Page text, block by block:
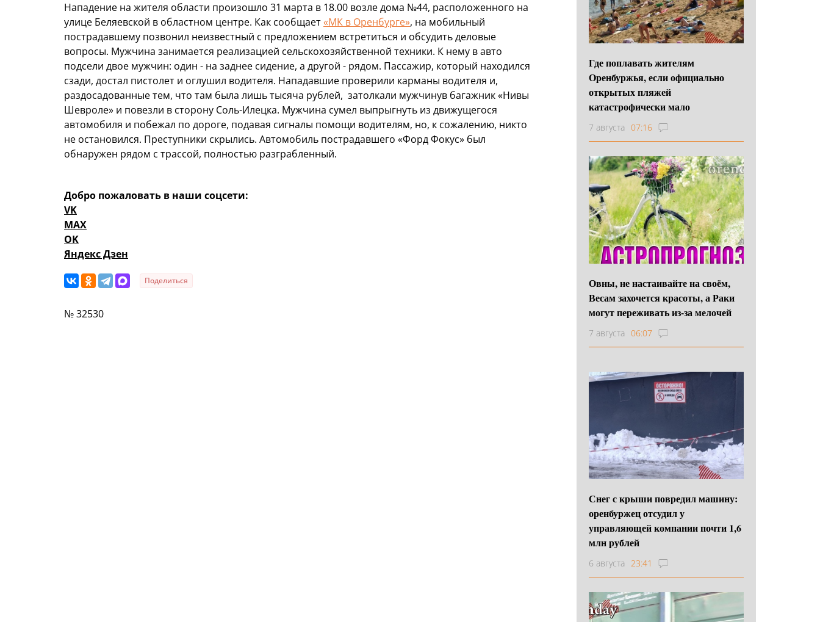
Нападение на жителя области произошло 31 марта в 18.00 возле дома №44, расположенного на
улице Беляевской в областном центре. Как сообщает«МК в Оренбурге», на мобильный
пострадавшему позвонил неизвестный с предложением встретиться и обсудить деловые
вопросы. Мужчина занимается реализацией сельскохозяйственной техники. К нему в авто
подсели двое мужчин: один - на заднее сидение, а другой - рядом. Пассажир, который находился
сзади, достал пистолет и оглушил водителя. Нападавшие проверили карманы водителя и,
раздосадованные тем, что там была лишь тысяча рублей, затолкали мужчинув багажник «Нивы
Шевроле» и повезли в сторону Соль-Илецка. Мужчина сумел выпрыгнуть из движущегося
автомобиля и побежал по дороге, подавая сигналы помощи водителям, но, к сожалению, никто
не остановился. Преступники скрылись. Автомобиль пострадавшего «Форд Фокус» был
обнаружен рядом с трассой, полностью разграбленный.
Добро пожаловать в наши соцсети:
VK
MAX
OK
Яндекс Дзен
Поделиться
№ 32530
Где поплавать жителям
Оренбуржья, если официально
открытых пляжей
катастрофически мало
7 августа 07:16
Овны, не настаивайте на своём,
Весам захочется красоты, а Раки
могут переживать из-за мелочей
7 августа 06:07
Снег с крыши повредил машину:
оренбуржец отсудил у
управляющей компании почти 1,6
млн рублей
6 августа 23:41